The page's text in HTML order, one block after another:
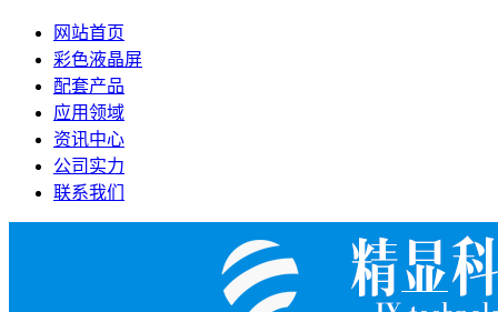
网站首页
彩色液晶屏
配套产品
应用领域
资讯中心
公司实力
联系我们